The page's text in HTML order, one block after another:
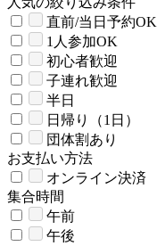
直前/当日予約OK
1人参加OK
初心者歓迎
子連れ歓迎
半日
日帰り（1日）
団体割あり
お支払い方法
オンライン決済
集合時間
午前
午後